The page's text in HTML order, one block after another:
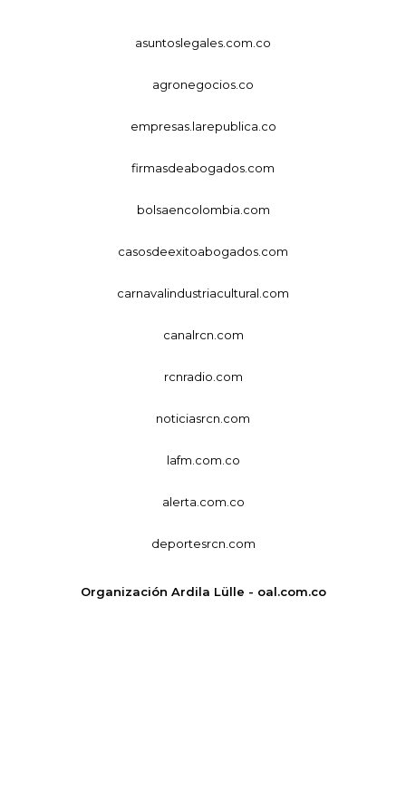
asuntoslegales.com.co
agronegocios.co
empresas.larepublica.co
firmasdeabogados.com
bolsaencolombia.com
casosdeexitoabogados.com
carnavalindustriacultural.com
canalrcn.com
rcnradio.com
noticiasrcn.com
lafm.com.co
alerta.com.co
deportesrcn.com
Organización Ardila Lülle - oal.com.co